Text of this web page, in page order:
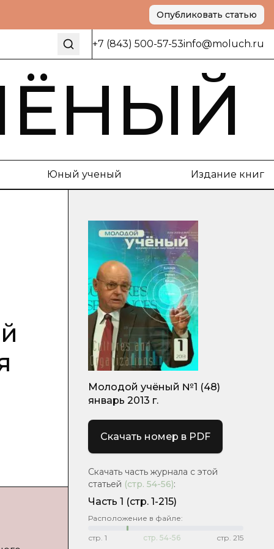
Опубликовать статью
+7 (843) 500-57-53info@moluch.ru
Юный ученый Издание книг
Молодой учёный №1 (48)
январь 2013 г.
Скачать номер в PDF
Скачать часть журнала с этой
статьей (стр. 54-56):
Часть 1 (стр. 1-215)
Расположение в файле:
стр. 1 стр. 54-56 стр. 215